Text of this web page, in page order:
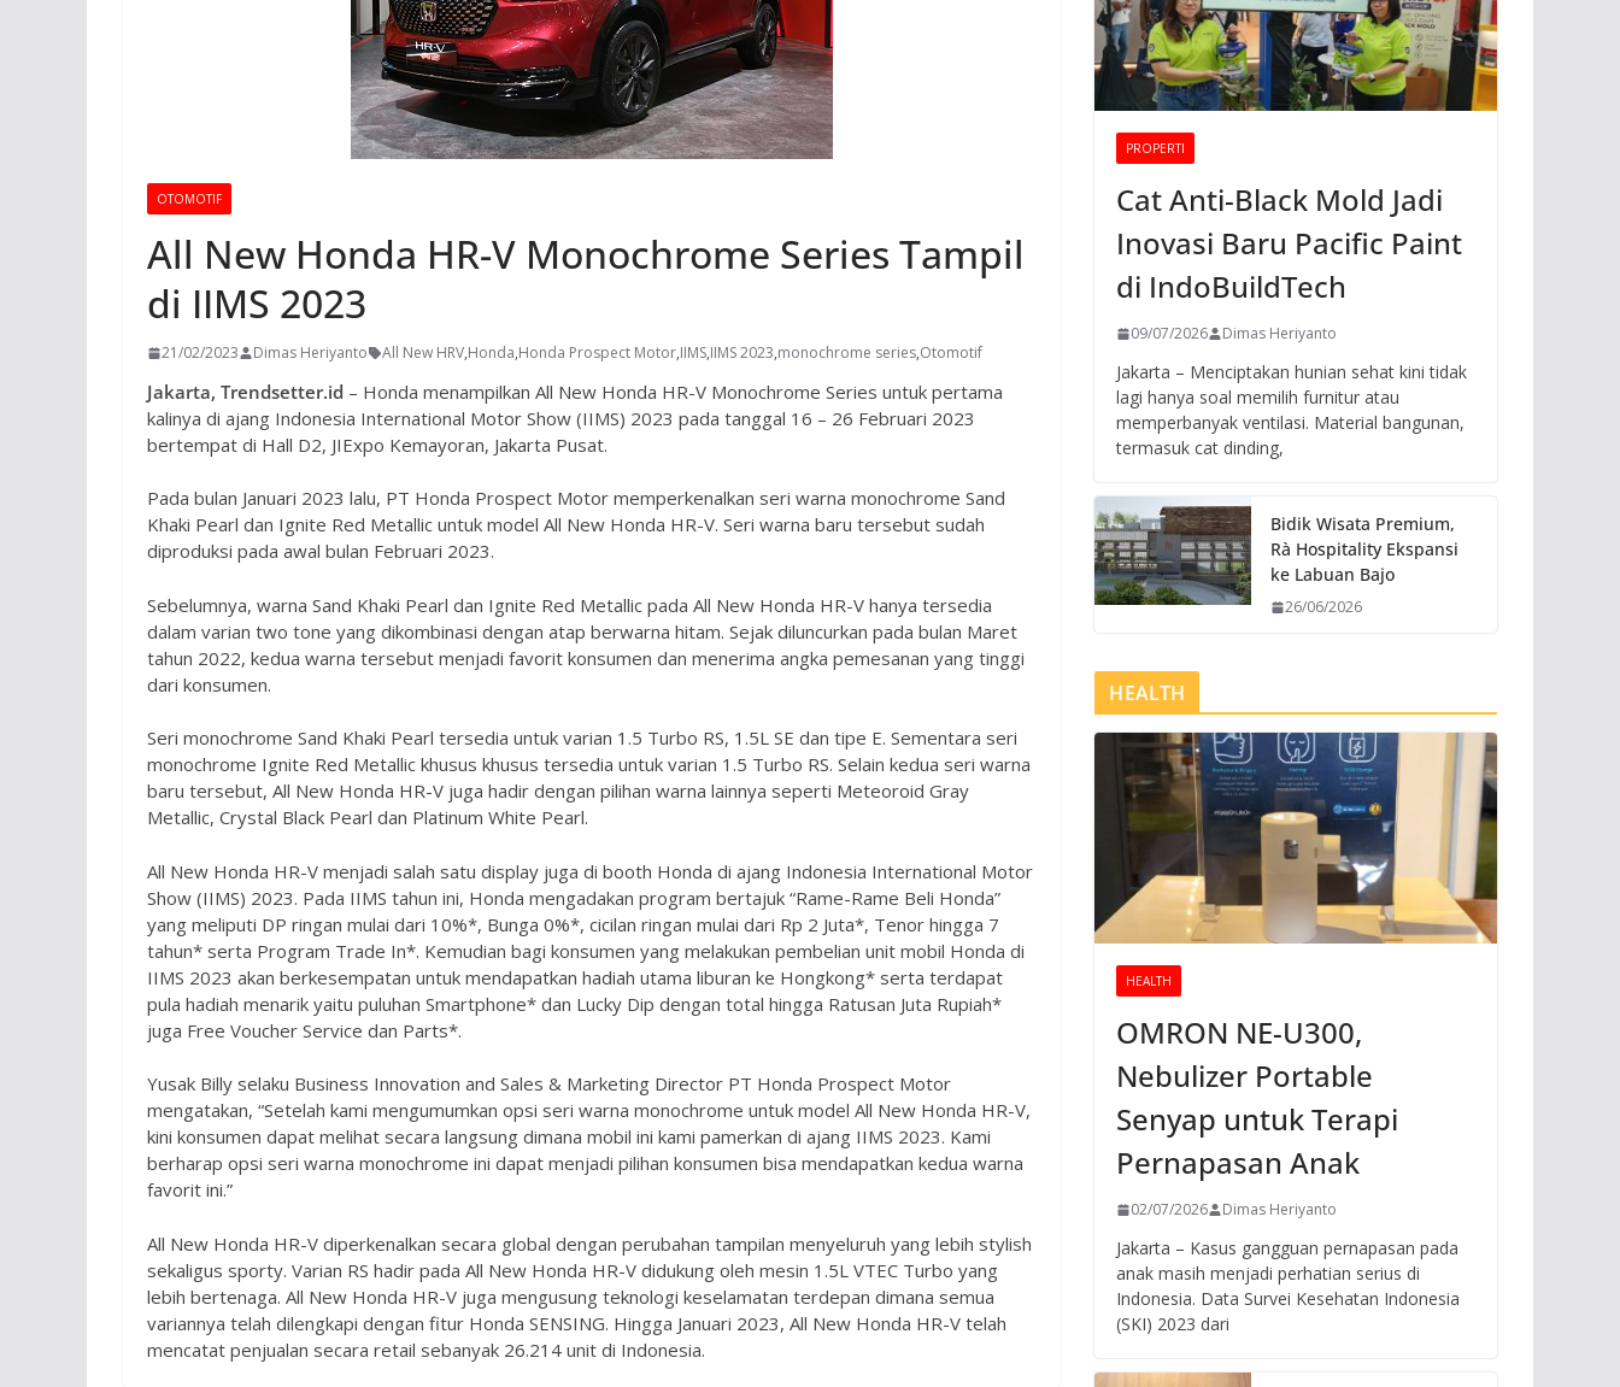
OTOMOTIF
All New Honda HR-V Monochrome Series Tampil
di IIMS 2023
21/02/2023 Dimas Heriyanto All New HRV,Honda,Honda Prospect Motor,IIMS,IIMS 2023,monochrome series,Otomotif
Jakarta, Trendsetter.id – Honda menampilkan All New Honda HR-V Monochrome Series untuk pertama
kalinya di ajang Indonesia International Motor Show (IIMS) 2023 pada tanggal 16 – 26 Februari 2023
bertempat di Hall D2, JIExpo Kemayoran, Jakarta Pusat.
Pada bulan Januari 2023 lalu, PT Honda Prospect Motor memperkenalkan seri warna monochrome Sand
Khaki Pearl dan Ignite Red Metallic untuk model All New Honda HR-V. Seri warna baru tersebut sudah
diproduksi pada awal bulan Februari 2023.
Sebelumnya, warna Sand Khaki Pearl dan Ignite Red Metallic pada All New Honda HR-V hanya tersedia
dalam varian two tone yang dikombinasi dengan atap berwarna hitam. Sejak diluncurkan pada bulan Maret
tahun 2022, kedua warna tersebut menjadi favorit konsumen dan menerima angka pemesanan yang tinggi
dari konsumen.
Seri monochrome Sand Khaki Pearl tersedia untuk varian 1.5 Turbo RS, 1.5L SE dan tipe E. Sementara seri
monochrome Ignite Red Metallic khusus khusus tersedia untuk varian 1.5 Turbo RS. Selain kedua seri warna
baru tersebut, All New Honda HR-V juga hadir dengan pilihan warna lainnya seperti Meteoroid Gray
Metallic, Crystal Black Pearl dan Platinum White Pearl.
All New Honda HR-V menjadi salah satu display juga di booth Honda di ajang Indonesia International Motor
Show (IIMS) 2023. Pada IIMS tahun ini, Honda mengadakan program bertajuk “Rame-Rame Beli Honda”
yang meliputi DP ringan mulai dari 10%*, Bunga 0%*, cicilan ringan mulai dari Rp 2 Juta*, Tenor hingga 7
tahun* serta Program Trade In*. Kemudian bagi konsumen yang melakukan pembelian unit mobil Honda di
IIMS 2023 akan berkesempatan untuk mendapatkan hadiah utama liburan ke Hongkong* serta terdapat
pula hadiah menarik yaitu puluhan Smartphone* dan Lucky Dip dengan total hingga Ratusan Juta Rupiah*
juga Free Voucher Service dan Parts*.
Yusak Billy selaku Business Innovation and Sales & Marketing Director PT Honda Prospect Motor
mengatakan, “Setelah kami mengumumkan opsi seri warna monochrome untuk model All New Honda HR-V,
kini konsumen dapat melihat secara langsung dimana mobil ini kami pamerkan di ajang IIMS 2023. Kami
berharap opsi seri warna monochrome ini dapat menjadi pilihan konsumen bisa mendapatkan kedua warna
favorit ini.”
All New Honda HR-V diperkenalkan secara global dengan perubahan tampilan menyeluruh yang lebih stylish
sekaligus sporty. Varian RS hadir pada All New Honda HR-V didukung oleh mesin 1.5L VTEC Turbo yang
lebih bertenaga. All New Honda HR-V juga mengusung teknologi keselamatan terdepan dimana semua
variannya telah dilengkapi dengan fitur Honda SENSING. Hingga Januari 2023, All New Honda HR-V telah
mencatat penjualan secara retail sebanyak 26.214 unit di Indonesia.
PROPERTI
Cat Anti-Black Mold Jadi
Inovasi Baru Pacific Paint
di IndoBuildTech
09/07/2026 Dimas Heriyanto
Jakarta – Menciptakan hunian sehat kini tidak
lagi hanya soal memilih furnitur atau
memperbanyak ventilasi. Material bangunan,
termasuk cat dinding,
Bidik Wisata Premium,
Rà Hospitality Ekspansi
ke Labuan Bajo
26/06/2026
HEALTH
HEALTH
OMRON NE-U300,
Nebulizer Portable
Senyap untuk Terapi
Pernapasan Anak
02/07/2026 Dimas Heriyanto
Jakarta – Kasus gangguan pernapasan pada
anak masih menjadi perhatian serius di
Indonesia. Data Survei Kesehatan Indonesia
(SKI) 2023 dari